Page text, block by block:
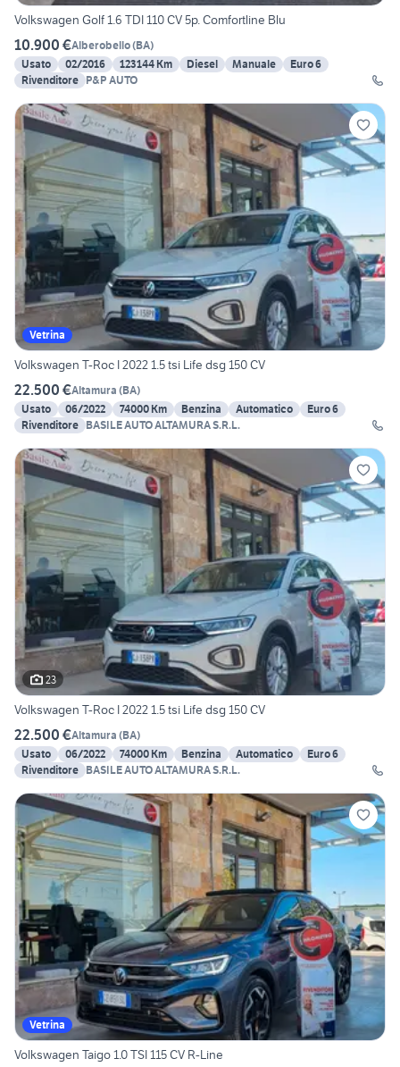
Volkswagen Golf 1.6 TDI 110 CV 5p. Comfortline Blu
10.900 €Alberobello(BA)
Usato
02/2016 123144 Km Diesel Manuale
Euro 6
Rivenditore P&P AUTO
Vetrina
Volkswagen T-Roc I 2022 1.5 tsi Life dsg 150 CV
22.500 €Altamura (BA)
Usato
06/2022 74000 Km Benzina Automatico
Euro 6
Rivenditore BASILE AUTO ALTAMURA S.R.L.
23
Volkswagen T-Roc I 2022 1.5 tsi Life dsg 150 CV
22.500 €Altamura (BA)
Usato
06/2022 74000 Km Benzina Automatico
Euro 6
Rivenditore BASILE AUTO ALTAMURA S.R.L.
Vetrina
Volkswagen Taigo 1.0 TSI 115 CV R-Line